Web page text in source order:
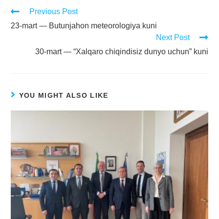
Previous Post
23-mart — Butunjahon meteorologiya kuni
Next Post
30-mart — “Xalqaro chiqindisiz dunyo uchun” kuni
YOU MIGHT ALSO LIKE